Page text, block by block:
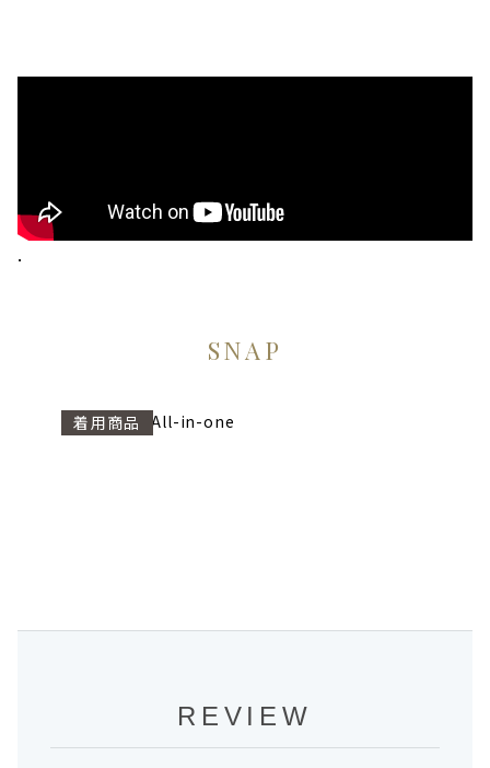
.
SNAP
着用商品
Ruffle Frill All-in-one
REVIEW